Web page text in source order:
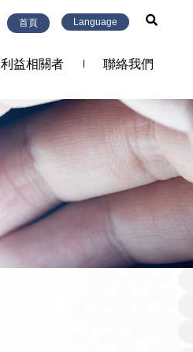
利益相關者 聯絡我們
首頁 Language